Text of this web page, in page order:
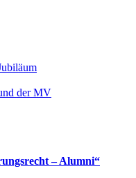
der MV
– Alumni“